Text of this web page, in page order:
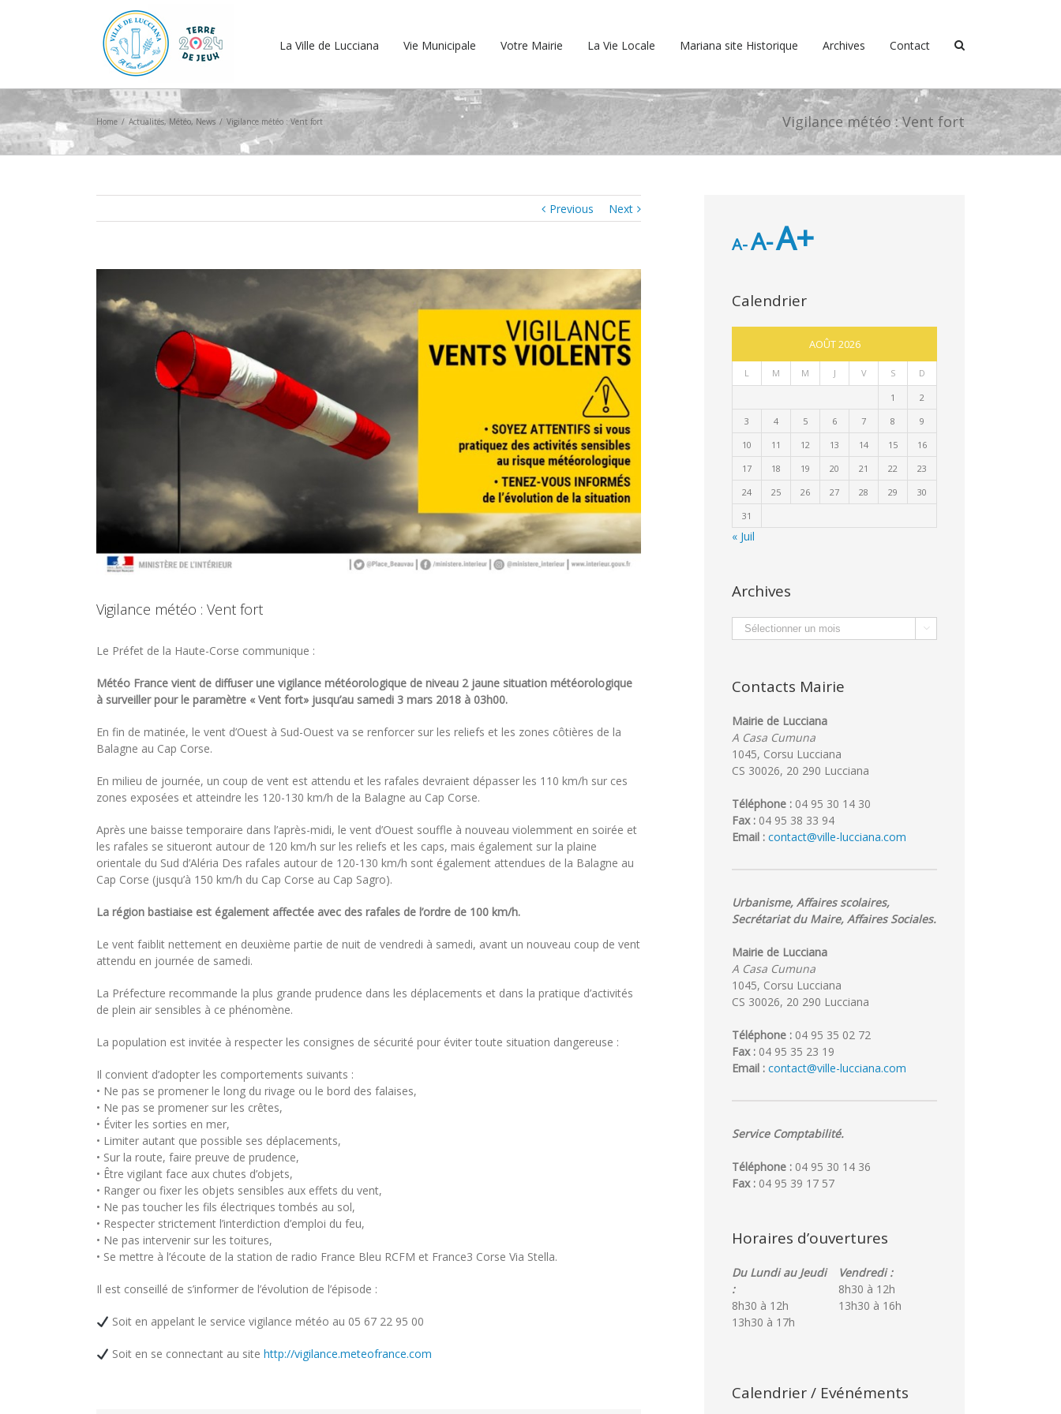
La Ville de Lucciana Vie Municipale Votre Mairie La Vie Locale Mariana site Historique Archives Contact
Vigilance météo : Vent fort
Home / Actualités, Météo, News / Vigilance météo : Vent fort
Previous Next
Image
Vigilance météo : Vent fort
Le Préfet de la Haute-Corse communique :
Météo France vient de diffuser une vigilance météorologique de niveau 2 jaune situation météorologique
à surveiller pour le paramètre « Vent fort» jusqu’au samedi 3 mars 2018 à 03h00.
En fin de matinée, le vent d’Ouest à Sud-Ouest va se renforcer sur les reliefs et les zones côtières de la
Balagne au Cap Corse.
En milieu de journée, un coup de vent est attendu et les rafales devraient dépasser les 110 km/h sur ces
zones exposées et atteindre les 120-130 km/h de la Balagne au Cap Corse.
Après une baisse temporaire dans l’après-midi, le vent d’Ouest souffle à nouveau violemment en soirée et
les rafales se situeront autour de 120 km/h sur les reliefs et les caps, mais également sur la plaine
orientale du Sud d’Aléria Des rafales autour de 120-130 km/h sont également attendues de la Balagne au
Cap Corse (jusqu’à 150 km/h du Cap Corse au Cap Sagro).
La région bastiaise est également affectée avec des rafales de l’ordre de 100 km/h.
Le vent faiblit nettement en deuxième partie de nuit de vendredi à samedi, avant un nouveau coup de vent
attendu en journée de samedi.
La Préfecture recommande la plus grande prudence dans les déplacements et dans la pratique d’activités
de plein air sensibles à ce phénomène.
La population est invitée à respecter les consignes de sécurité pour éviter toute situation dangereuse :
Il convient d’adopter les comportements suivants :
• Ne pas se promener le long du rivage ou le bord des falaises,
• Ne pas se promener sur les crêtes,
• Éviter les sorties en mer,
• Limiter autant que possible ses déplacements,
• Sur la route, faire preuve de prudence,
• Être vigilant face aux chutes d’objets,
• Ranger ou fixer les objets sensibles aux effets du vent,
• Ne pas toucher les fils électriques tombés au sol,
• Respecter strictement l’interdiction d’emploi du feu,
• Ne pas intervenir sur les toitures,
• Se mettre à l’écoute de la station de radio France Bleu RCFM et France3 Corse Via Stella.
Il est conseillé de s’informer de l’évolution de l’épisode :
Soit en appelant le service vigilance météo au 05 67 22 95 00
Soit en se connectant au site http://vigilance.meteofrance.com
A-A-A+
Calendrier
AOÛT 2026
L M M J V S D
1
2
3
4 5 6 7 8
9
10
11 12 13 14 15
16
17
18 19 20 21 22
23
24
25 26 27 28 29
30
31
« Juil
Archives
Archives 
Contacts Mairie
Mairie de Lucciana
A Casa Cumuna
1045, Corsu Lucciana
CS 30026, 20 290 Lucciana
Téléphone : 04 95 30 14 30
Fax : 04 95 38 33 94
Email : contact@ville-lucciana.com
Urbanisme, Affaires scolaires,
Secrétariat du Maire, Affaires Sociales.
Mairie de Lucciana
A Casa Cumuna
1045, Corsu Lucciana
CS 30026, 20 290 Lucciana
Téléphone : 04 95 35 02 72
Fax : 04 95 35 23 19
Email : contact@ville-lucciana.com
Service Comptabilité.
Téléphone : 04 95 30 14 36
Fax : 04 95 39 17 57
Horaires d’ouvertures
Du Lundi au Jeudi
:
8h30 à 12h
13h30 à 17h
Vendredi :
8h30 à 12h
13h30 à 16h
Calendrier / Evénéments